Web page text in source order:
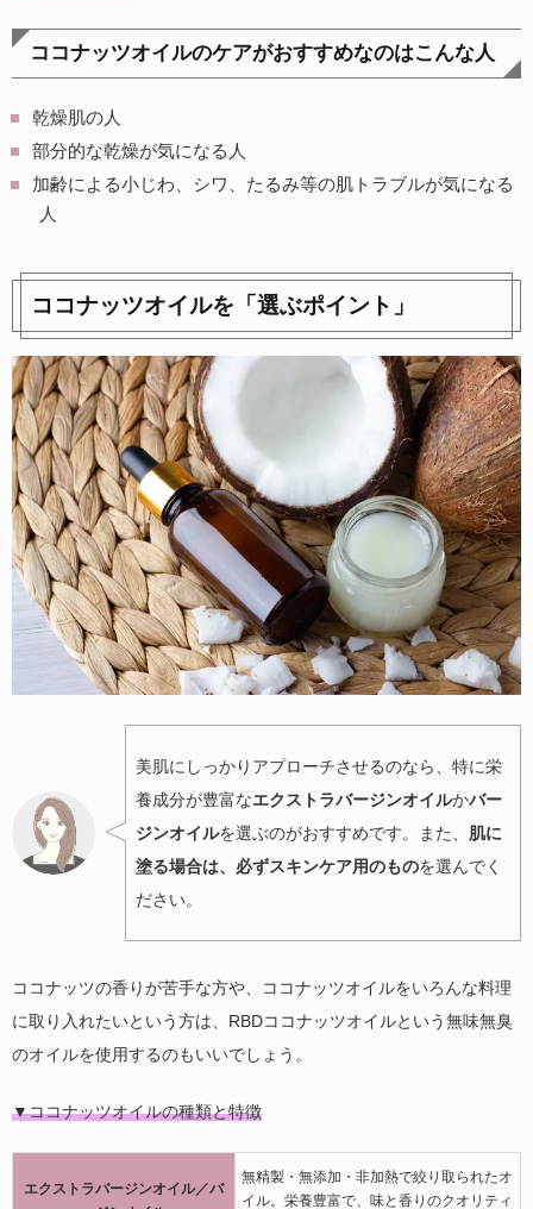
ココナッツオイルのケアがおすすめなのはこんな人
乾燥肌の人
部分的な乾燥が気になる人
加齢による小じわ、シワ、たるみ等の肌トラブルが気になる
人
ココナッツオイルを「選ぶポイント」
美肌にしっかりアプローチさせるのなら、特に栄
養成分が豊富なエクストラバージンオイルかバー
ジンオイルを選ぶのがおすすめです。また、 肌に
塗る場合は、必ずスキンケア用のものを選んでく
ださい。
ココナッツの香りが苦手な方や、ココナッツオイルをいろんな料理
に取り入れたいという方は、RBDココナッツオイルという無味無臭
のオイルを使用するのもいいでしょう。
▼ココナッツオイルの種類と特徴
エクストラバージンオイル／バ
無精製・無添加・非加熱で絞り取られたオ
イル。栄養豊富で、味と香りのクオリティ